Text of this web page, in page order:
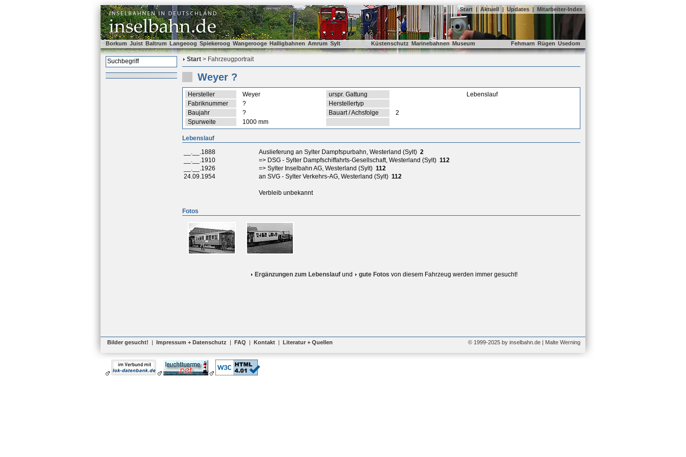
Start | Aktuell | Updates | Mitarbeiter-Index
Borkum Juist Baltrum Langeoog Spiekeroog Wangerooge Halligbahnen Amrum Sylt Küstenschutz Marinebahnen Museum Fehmarn Rügen Usedom
Start > Fahrzeugportrait
Weyer ?
Hersteller Weyer urspr. Gattung
Lebenslauf
Fabriknummer
?
Herstellertyp
Baujahr
? Bauart / Achsfolge
2
Spurweite
1000 mm
Lebenslauf
__.__.1888
Auslieferung an Sylter Dampfspurbahn, Westerland (Sylt) 2
__.__.1910
=> DSG - Sylter Dampfschiffahrts-Gesellschaft, Westerland (Sylt) 112
__.__.1926
=> Sylter Inselbahn AG, Westerland (Sylt) 112
24.09.1954
an SVG - Sylter Verkehrs-AG, Westerland (Sylt) 112
Verbleib unbekannt
Fotos
Ergänzungen zum Lebenslauf und gute Fotos von diesem Fahrzeug werden immer gesucht!
Bilder gesucht! | Impressum + Datenschutz | FAQ | Kontakt | Literatur + Quellen © 1999-2025 by inselbahn.de | Malte Werning